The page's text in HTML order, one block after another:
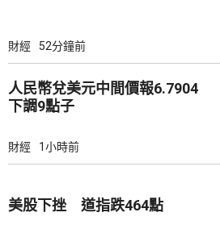
財經 52分鐘前
人民幣兌美元中間價報6.7904
下調9點子
財經 1小時前
美股下挫 道指跌464點